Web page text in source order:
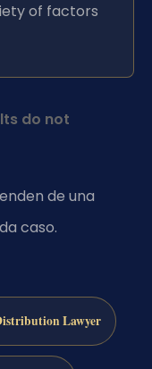
of factors
do not
de una
caso.
Lawyer